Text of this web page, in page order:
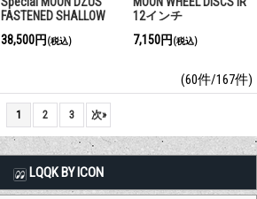
FASTENED SHALLOW
2023- 60型 プリウス
38,500円 (税込)
12インチ
7,150円 (税込)
(60件/167件)
1 2 3 次»
LQQK BY ICON